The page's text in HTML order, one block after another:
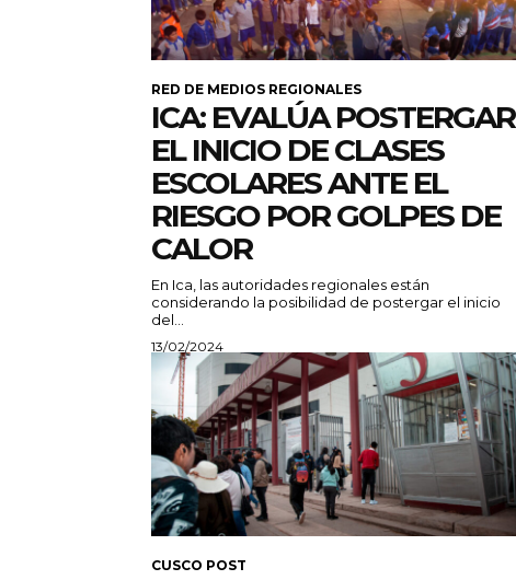
RED DE MEDIOS REGIONALES
ICA: EVALÚA POSTERGAR
EL INICIO DE CLASES
ESCOLARES ANTE EL
RIESGO POR GOLPES DE
CALOR
En Ica, las autoridades regionales están
considerando la posibilidad de postergar el inicio
del...
13/02/2024
CUSCO POST